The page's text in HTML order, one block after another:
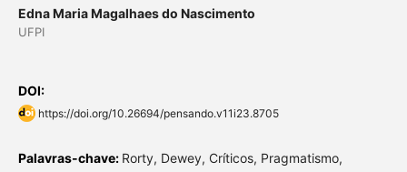
Edna Maria Magalhaes do Nascimento
UFPI
DOI:
https://doi.org/10.26694/pensando.v11i23.8705
Palavras-chave: Rorty, Dewey, Críticos, Pragmatismo,